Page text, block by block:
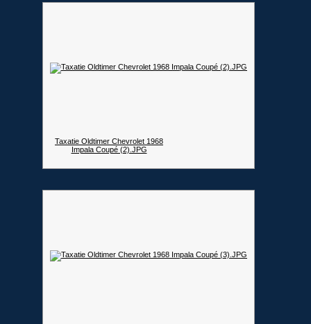
Taxatie Oldtimer Chevrolet 1968
Impala Coupé (2).JPG